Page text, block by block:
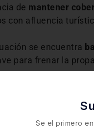
de mantener
con afluencia
se encuentra
para frenar la
(SESEQ)
Se el primero